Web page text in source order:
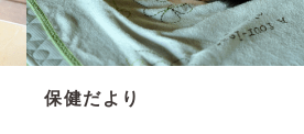
保健だより